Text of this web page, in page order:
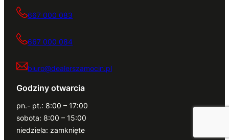
667 000 083
667 000 084
biuro@dealerszamocin.pl
Godziny otwarcia
pn.- pt.: 8:00 – 17:00
sobota: 8:00 – 15:00
niedziela: zamknięte